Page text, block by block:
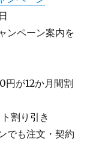
ンペーン案内を
円が12か月間割
割り引き
でも注文・契約